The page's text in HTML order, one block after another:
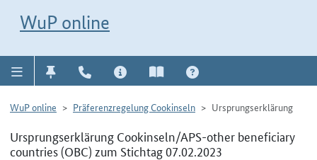
WuP online
WuP online Präferenzregelung Cookinseln Ursprungserklärung
Ursprungserklärung Cookinseln/APS-other beneficiary
countries (OBC) zum Stichtag 07.02.2023